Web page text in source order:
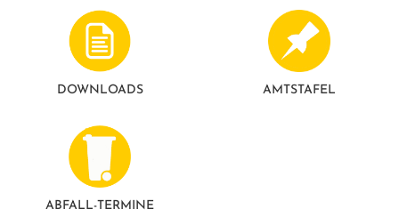
DOWNLOADS AMTSTAFEL
ABFALL-TERMINE